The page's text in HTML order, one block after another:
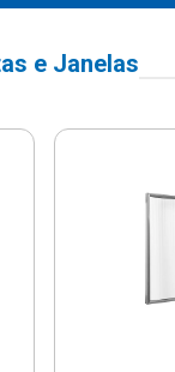
e Janelas